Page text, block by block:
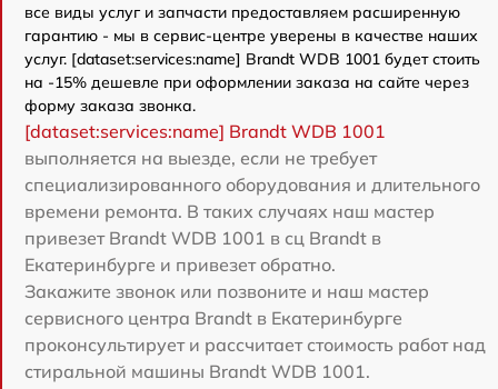
все виды услуг и запчасти предоставляем расширенную
гарантию - мы в сервис-центре уверены в качестве наших
услуг. [dataset:services:name] Brandt WDB 1001 будет стоить
на -15% дешевле при оформлении заказа на сайте через
форму заказа звонка.
[dataset:services:name] Brandt WDB 1001
выполняется на выезде, если не требует
специализированного оборудования и длительного
времени ремонта. В таких случаях наш мастер
привезет Brandt WDB 1001 в сц Brandt в
Екатеринбурге и привезет обратно.
Закажите звонок или позвоните и наш мастер
сервисного центра Brandt в Екатеринбурге
проконсультирует и рассчитает стоимость работ над
стиральной машины Brandt WDB 1001.